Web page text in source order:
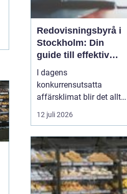
Redovisningsbyrå i
Stockholm: Din
guide till effektiv
redovisning i
Stockholm
I dagens
konkurrensutsatta
affärsklimat blir det allt
viktigare att ha en
redovisningsbyrå i
bara kan sköta den
traditionella bokföringen,
utan också kan erbjuda
mervärde genom
12 juli 2026